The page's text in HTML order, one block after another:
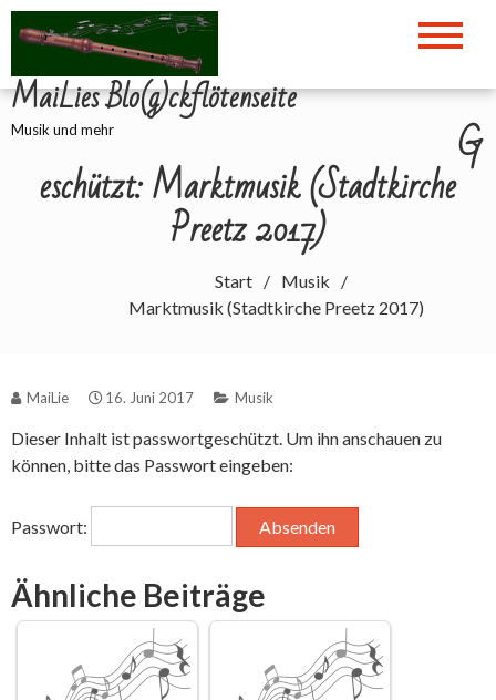
Zum
Inhalt
MaiLies Blo(g)ckflötenseite
Musik und mehr G
eschützt: Marktmusik (Stadtkirche
Preetz 2017)
Start
Musik
Marktmusik (Stadtkirche Preetz 2017)
MaiLie 16. Juni 2017 Musik
Dieser Inhalt ist passwortgeschützt. Um ihn anschauen zu
können, bitte das Passwort eingeben:
Passwort:
Ähnliche Beiträge